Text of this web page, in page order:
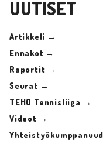
UUTISET
Artikkeli →
Ennakot →
Raportit →
Seurat →
TEHO Tennisliiga →
Videot →